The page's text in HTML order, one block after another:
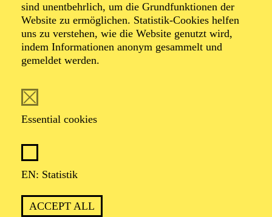
sind unentbehrlich, um die Grundfunktionen der
Website zu ermöglichen. Statistik-Cookies helfen
uns zu verstehen, wie die Website genutzt wird,
indem Informationen anonym gesammelt und
gemeldet werden.
Essential cookies
EN: Statistik
ACCEPT ALL
Giacomo Puccini (Das Mädchen aus dem Goldenen
Westen)
sed diam nonumy eirmod tempor invidunt ut labore et
dolore magna aliquyam erat, sed diam voluptua. At